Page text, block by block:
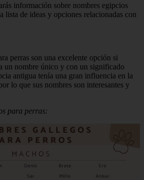
información sobre nombres egipcios
lista de ideas y opciones relacionadas con
perras son una excelente opción si
un nombre único y con un significado
antigua tenía una gran influencia en la
lo que sus nombres son interesantes y
para perras: